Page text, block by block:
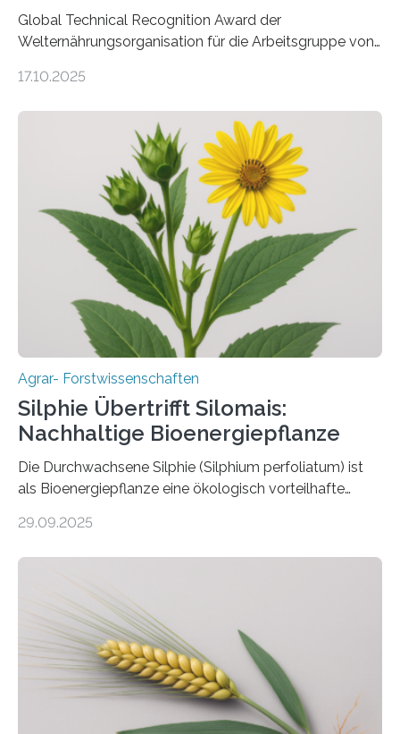
Global Technical Recognition Award der
Welternährungsorganisation für die Arbeitsgruppe von
Insektenbiotechnologie der JLU Insekten spielen eine
aber Krankheiten übertragen und der Landwirtschaft
und dem Gartenbau erhebliche Schäden zufügen. Es ist
daher entscheidend, Schadinsekten effektiv zu
bekämpfen, während gleichzeitig nützliche Insekten
erhalten bleiben. An der Justus-Liebig-Universität
Gießen (JLU) erforscht die Arbeitsgruppe von Prof. Dr.
Marc F. Schetelig am Institut für
Insektenbiotechnologie neue biologische und
biotechnologische Verfahren zur…
17.10.2025
Agrar- Forstwissenschaften
Silphie Übertrifft Silomais:
Nachhaltige Bioenergiepflanze
Die Durchwachsene Silphie (Silphium perfoliatum) ist
als Bioenergiepflanze eine ökologisch vorteilhafte
mehrjährigen Vergleichsstudie von Forschenden der
nach nachhaltigen Alternativen zur Energiegewinnung
aus landwirtschaftlichen Kulturen ist ein zentrales
Anliegen im Zuge der europäischen Klimaziele, bis
2050 klimaneutral zu werden. In Deutschland dominiert
bislang der Mais als Energiepflanze, doch sein Anbau
bringt ökologische Herausforderungen mit sich:
Bodenerosion, Nährstoffauswaschung und…
29.09.2025